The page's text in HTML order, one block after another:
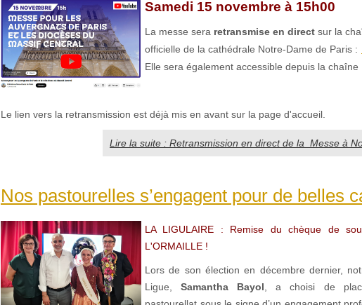
Samedi 15 novembre à 15h00
La messe sera retransmise en direct sur la
officielle de la cathédrale Notre-Dame de Paris :
Elle sera également accessible depuis la chaîne
Le lien vers la retransmission est déjà mis en avant sur la page d'accueil.
Lire la suite : Retransmission en direct de la Messe à
Nos pastourelles s’engagent pour de belles
LA LIGULAIRE : Remise du chèque de
L'ORMAILLE !
Lors de son élection en décembre dernier,
Ligue,Samantha Bayol , a choisi de